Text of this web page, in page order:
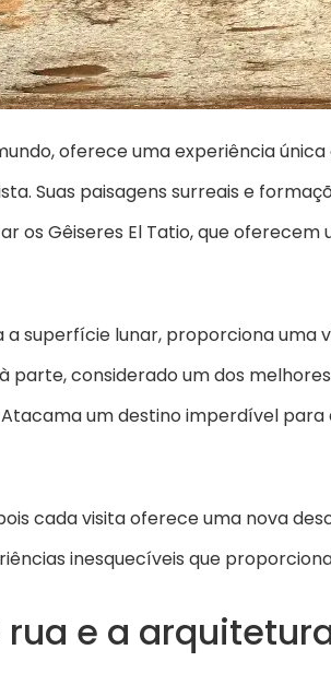
oferece uma experiência
Suas paisagens surreais e
os Gêiseres El Tatio, que
a superfície lunar, proporciona
considerado um dos
um destino imperdível
cada visita oferece uma nova
inesquecíveis que
e a